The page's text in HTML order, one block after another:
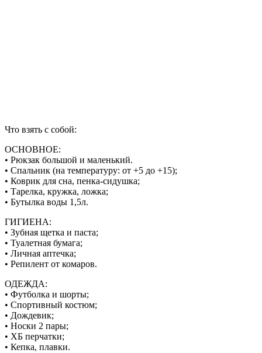
Что взять с собой:
ОСНОВНОЕ:
• Рюкзак большой и маленький.
• Спальник (на температуру: от +5 до +15);
• Коврик для сна, пенка-сидушка;
• Тарелка, кружка, ложка;
• Бутылка воды 1,5л.
ГИГИЕНА:
• Зубная щетка и паста;
• Туалетная бумага;
• Личная аптечка;
• Репилент от комаров.
ОДЕЖДА:
• Футболка и шорты;
• Спортивный костюм;
• Дождевик;
• Носки 2 пары;
• ХБ перчатки;
• Кепка, плавки.